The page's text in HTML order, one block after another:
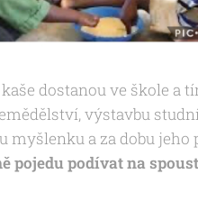
dostanou ve škole a
výstavbu
myšlenku a za dobu jeho
pojedu podívat na